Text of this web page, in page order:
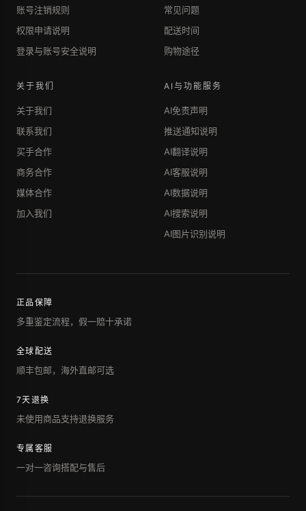
账号注销规则
权限申请说明
登录与账号安全说明
常见问题
配送时间
购物途径
关于我们
关于我们
联系我们
买手合作
商务合作
媒体合作
加入我们
AI与功能服务
AI免责声明
推送通知说明
AI翻译说明
AI客服说明
AI数据说明
AI搜索说明
AI图片识别说明
正品保障
多重鉴定流程，假一赔十承诺
全球配送
顺丰包邮，海外直邮可选
7天退换
未使用商品支持退换服务
专属客服
一对一咨询搭配与售后